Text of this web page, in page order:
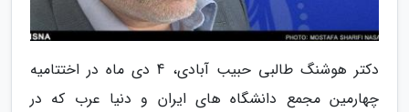
دکتر هوشنگ طالبی حبیب آبادی، 4 دی ماه در اختتامیه
چهارمین مجمع دانشگاه های ایران و دنیا عرب که در